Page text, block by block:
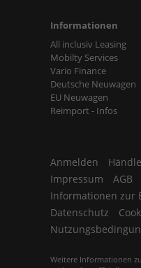
Informationen
All inclusiv Leasing
Mobilty Services
Vario Finance
Deutsche Neuwagen
EU Neuwagen
Reimport - Infos
Anmelden
Impressum
AGB
Informationen zur
Datenschutz
Weitere Informationen